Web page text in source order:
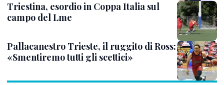
Triestina, esordio in Coppa Italia sul
campo del Lme
Pallacanestro Trieste, il ruggito di Ross:
«Smentiremo tutti gli scettici»